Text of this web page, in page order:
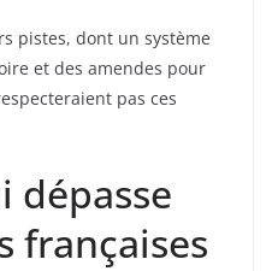
pistes, dont un système
et des amendes pour
pas ces
dépasse
françaises